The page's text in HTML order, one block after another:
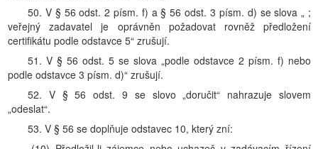
50. V § 56 odst. 2 písm. f) a § 56 odst. 3 písm. d) se slova „ ;
veřejný zadavatel je oprávněn požadovat rovněž předložení
certifikátu podle odstavce 5“ zrušují.
51. V § 56 odst. 5 se slova „podle odstavce 2 písm. f) nebo
podle odstavce 3 písm. d)“ zrušují.
52. V § 56 odst. 9 se slovo „doručit“ nahrazuje slovem
„odeslat“.
53. V § 56 se doplňuje odstavec 10, který zní: